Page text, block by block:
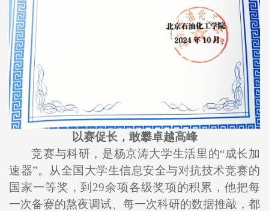
以赛促长，敢攀卓越高峰
竞赛与科研，是杨京涛大学生活里的“成长加
速器”。从全国大学生信息安全与对抗技术竞赛的
国家一等奖，到29余项各级奖项的积累，他把每
一次备赛的熬夜调试、每一次科研的数据推敲，都